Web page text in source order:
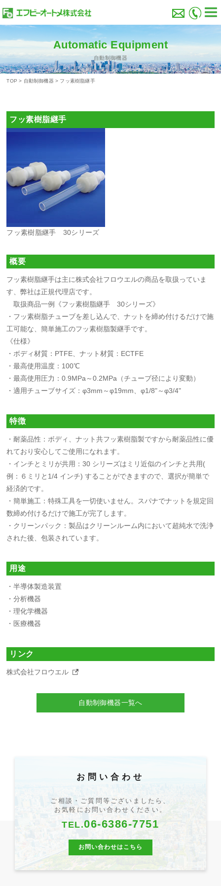
Automatic Equipment
自動制御機器
TOP > 自動制御機器 > フッ素樹脂継手
フッ素樹脂継手
フッ素樹脂継手 30シリーズ
概要
フッ素樹脂継手は主に株式会社フロウエルの商品を取扱っていま
す、弊社は正規代理店です。
取扱商品一例《フッ素樹脂継手 30シリーズ》
・フッ素樹脂チューブを差し込んで、ナットを締め付けるだけで施
工可能な、簡単施工のフッ素樹脂製継手です。
《仕様》
・ボディ材質：PTFE、ナット材質：ECTFE
・最高使用温度：100℃
・最高使用圧力：0.9MPa～0.2MPa（チューブ径により変動）
・適用チューブサイズ：φ3mm～φ19mm、φ1/8"～φ3/4"
特徴
・耐薬品性：ボディ、ナット共フッ素樹脂製ですから耐薬品性に優
れており安心してご使用になれます。
・インチとミリが共用：30 シリーズはミリ近似のインチと共用(
例：６ミリと1/4 インチ) することができますので、選択が簡単で
経済的です。
・簡単施工：特殊工具を一切使いません。スパナでナットを規定回
数締め付けるだけで施工が完了します。
・クリーンパック：製品はクリーンルーム内において超純水で洗浄
された後、包装されています。
用途
・半導体製造装置
・分析機器
・理化学機器
・医療機器
リンク
株式会社フロウエル
自動制御機器一覧へ
お問い合わせ
ご相談・ご質問等ございましたら、
お気軽にお問い合わせください。
TEL.06-6386-7751
お問い合わせはこちら